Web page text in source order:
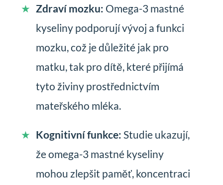
Zdraví mozku: Omega-3 mastné
kyseliny podporují vývoj a funkci
mozku, což je důležité jak pro
matku, tak pro dítě, které přijímá
tyto živiny prostřednictvím
mateřského mléka.
Kognitivní funkce:Studie ukazují,
že omega-3 mastné kyseliny
mohou zlepšit paměť, koncentraci